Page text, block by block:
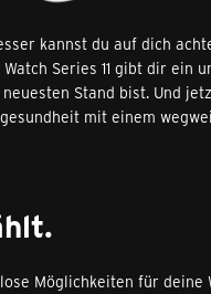
kannst du auf dich
Series 11 gibt dir ein
Stand bist. Und
mit einem
Möglichkeiten für deine